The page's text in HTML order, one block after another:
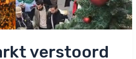
verstoord